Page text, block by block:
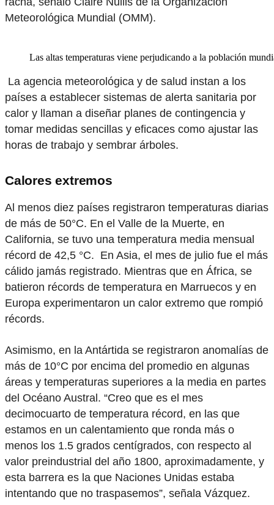
Meteorológica Mundial (OMM).
Las altas temperaturas viene perjudicando a la población
La agencia meteorológica y de salud instan a los
países a establecer sistemas de alerta sanitaria por
calor y llaman a diseñar planes de contingencia y
tomar medidas sencillas y eficaces como ajustar las
horas de trabajo y sembrar árboles.
Calores extremos
Al menos diez países registraron temperaturas diarias
de más de 50°C. En el Valle de la Muerte, en
California, se tuvo una temperatura media mensual
récord de 42,5 °C. En Asia, el mes de julio fue el más
cálido jamás registrado. Mientras que en África, se
batieron récords de temperatura en Marruecos y en
Europa experimentaron un calor extremo que rompió
récords.
Asimismo, en la Antártida se registraron anomalías de
más de 10°C por encima del promedio en algunas
áreas y temperaturas superiores a la media en partes
del Océano Austral. “Creo que es el mes
decimocuarto de temperatura récord, en las que
estamos en un calentamiento que ronda más o
menos los 1.5 grados centígrados, con respecto al
valor preindustrial del año 1800, aproximadamente, y
esta barrera es la que Naciones Unidas estaba
intentando que no traspasemos”, señala Vázquez.